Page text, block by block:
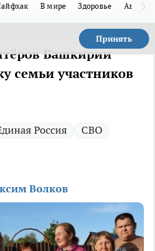
В мире Здоровье Авто
Принять
Башкирии
семьи участников
Россия
СВО
Волков